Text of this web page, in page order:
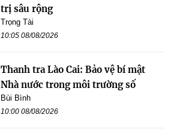
trị sâu rộng
Trọng Tài
10:05 08/08/2026
Thanh tra Lào Cai: Bảo vệ bí mật
Nhà nước trong môi trường số
Bùi Bình
10:00 08/08/2026